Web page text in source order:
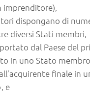
imprenditore),
dispongano di
diversi Stati membri,
dal Paese del
in uno Stato
finale in
, e